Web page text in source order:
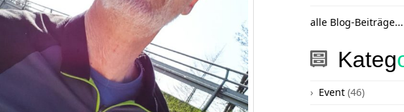
alle Blog-Beiträge...
Kateg
Event (46)